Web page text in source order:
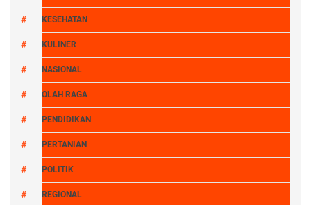
KESEHATAN
KULINER
NASIONAL
OLAH RAGA
PENDIDIKAN
PERTANIAN
POLITIK
REGIONAL